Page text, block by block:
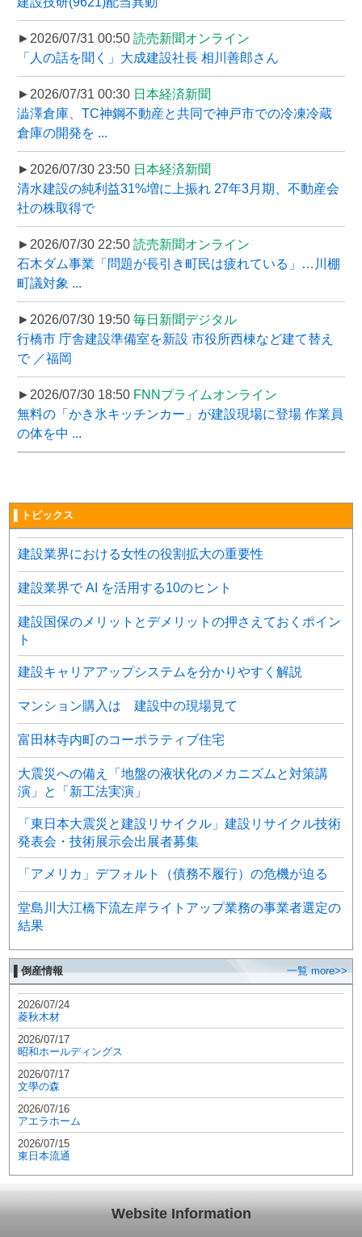
►2026/07/31 00:50 読売新聞オンライン
「人の話を聞く」大成建設社長 相川善郎さん
►2026/07/31 00:30 日本経済新聞
澁澤倉庫、TC神鋼不動産と共同で神戸市での冷凍冷蔵
倉庫の開発を ...
►2026/07/30 23:50 日本経済新聞
清水建設の純利益31%増に上振れ 27年3月期、不動産会
社の株取得で
►2026/07/30 22:50 読売新聞オンライン
石木ダム事業「問題が長引き町民は疲れている」…川棚
町議対象 ...
►2026/07/30 19:50 毎日新聞デジタル
行橋市 庁舎建設準備室を新設 市役所西棟など建て替え
で ／福岡
►2026/07/30 18:50 FNNプライムオンライン
無料の「かき氷キッチンカー」が建設現場に登場 作業員
の体を中 ...
▌トピックス
建設業界における女性の役割拡大の重要性
建設業界で AI を活用する10のヒント
建設国保のメリットとデメリットの押さえておくポイン
ト
建設キャリアアップシステムを分かりやすく解説
マンション購入は 建設中の現場見て
富田林寺内町のコーポラティブ住宅
大震災への備え「地盤の液状化のメカニズムと対策講
演」と「新工法実演」
「東日本大震災と建設リサイクル」建設リサイクル技術
発表会・技術展示会出展者募集
「アメリカ」デフォルト（債務不履行）の危機が迫る
堂島川大江橋下流左岸ライトアップ業務の事業者選定の
結果
▌倒産情報 一覧 more>>
2026/07/24
菱秋木材
2026/07/17
昭和ホールディングス
2026/07/17
文學の森
2026/07/16
アエラホーム
2026/07/15
東日本流通
Website Information